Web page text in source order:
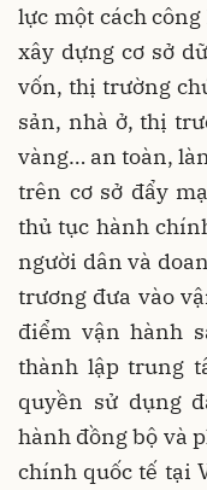
lực một cách
xây dựng cơ sở
vốn, thị trường
sản, nhà ở, thị
vàng… an toàn,
trên cơ sở đẩy
thủ tục hành
người dân và
trương đưa vào
điểm vận hành
thành lập trung
quyền sử dụng
hành đồng bộ và
chính quốc tế tại